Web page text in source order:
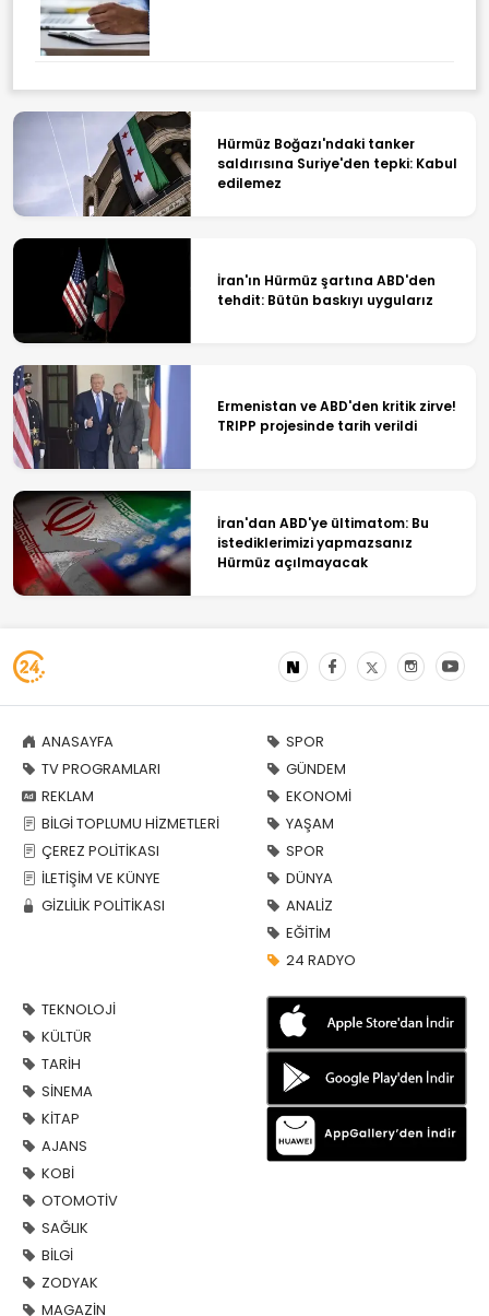
Hürmüz Boğazı'ndaki tanker
saldırısına Suriye'den tepki: Kabul
edilemez
İran'ın Hürmüz şartına ABD'den
tehdit: Bütün baskıyı uygularız
Ermenistan ve ABD'den kritik zirve!
TRIPP projesinde tarih verildi
İran'dan ABD'ye ültimatom: Bu
istediklerimizi yapmazsanız
Hürmüz açılmayacak
ANASAYFA
TV PROGRAMLARI
REKLAM
BİLGİ TOPLUMU HİZMETLERİ
ÇEREZ POLİTİKASI
İLETİŞİM VE KÜNYE
GİZLİLİK POLİTİKASI
SPOR
GÜNDEM
EKONOMİ
YAŞAM
SPOR
DÜNYA
ANALİZ
EĞİTİM
24 RADYO
TEKNOLOJİ
KÜLTÜR
TARİH
SİNEMA
KİTAP
AJANS
KOBİ
OTOMOTİV
SAĞLIK
BİLGİ
ZODYAK
MAGAZİN